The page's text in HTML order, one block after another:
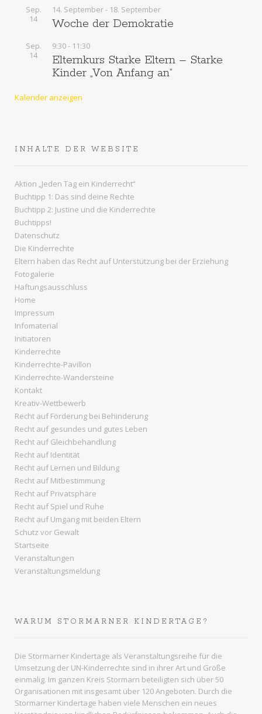
Sep.
14
14. September- 18. September
Woche der Demokratie
Sep.
14
9:30- 11:30
Elternkurs Starke Eltern – Starke
Kinder „Von Anfang an“
Kalender anzeigen
INHALTE DER WEBSITE
Aktion „Jeden Tag ein Kinderrecht“
Buchtipp 1: Das sind deine Rechte
Buchtipp 2: Justine und die Kinderrechte
Buchtipps!
Datenschutz
Die Kinderrechte
Eltern haben das Recht auf Unterstützung bei der Erziehung
Fotogalerie
Haftungsausschluss
Home
Impressum
Infomaterial
Initiatoren
Kinderrechte
Kinderrechte-Pavillon
Kinderrechte-Wandersteine
Kontakt
Kreativ-Wettbewerb
Recht auf Förderung bei Behinderung
Recht auf gesundes und gutes Leben
Recht auf Gleichbehandlung
Recht auf Identität
Recht auf Lernen und Bildung
Recht auf Mitbestimmung
Recht auf Privatsphäre
Recht auf Spiel und Ruhe
Recht auf Umgang mit beiden Eltern
Schutz vor Gewalt
Startseite
Veranstaltungen
Veranstaltungsmeldung
WARUM STORMARNER KINDERTAGE?
Die Stormarner Kindertage als Veranstaltungsreihe für die
Umsetzung der UN-Kinderrechte sind in ihrer Art und Größe
einmalig. Im ganzen Kreis Stormarn beteiligten sich über 50
Organisationen mit insgesamt über 120 Angeboten. Durch die
Stormarner Kindertage haben viele Menschen ein neues